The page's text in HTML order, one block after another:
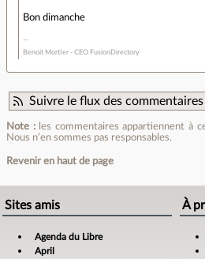
Bon dimanche
Benoit Mortier - CEO FusionDirectory
Suivre le flux des commentaires
Note :les commentaires appartiennent à
Nous n’en sommes pas responsables.
Revenir en haut de page
Sites amis
Agenda du Libre
April
À